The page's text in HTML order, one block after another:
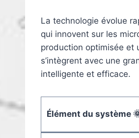
La technologie évolue
qui innovent sur les
production optimisée et
s’intègrent avec une
intelligente et efficace.
Élément du système